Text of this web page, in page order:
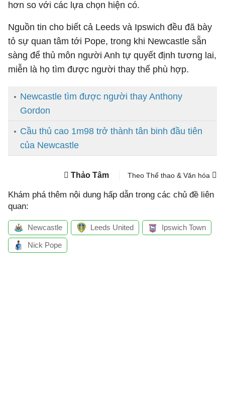
hơn so với các lựa chọn hiện có.
Nguồn tin cho biết cả Leeds và Ipswich đều đã bày
tỏ sự quan tâm tới Pope, trong khi Newcastle sẵn
sàng để thủ môn người Anh tự quyết định tương lai,
miễn là họ tìm được người thay thế phù hợp.
Newcastle tìm được người thay Anthony
Gordon
Cầu thủ cao 1m98 trở thành tân binh đầu tiên
của Newcastle
Thảo Tâm Theo Thể thao & Văn hóa
Khám phá thêm nội dung hấp dẫn trong các chủ đề liên
quan:
Newcastle Leeds United Ipswich Town
Nick Pope